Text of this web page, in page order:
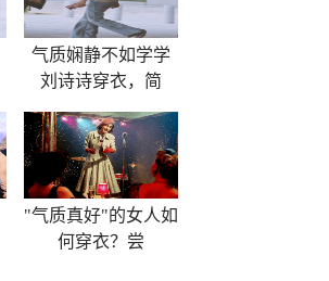
气质娴静不如学学
刘诗诗穿衣，简
"气质真好"的女人如
何穿衣？尝